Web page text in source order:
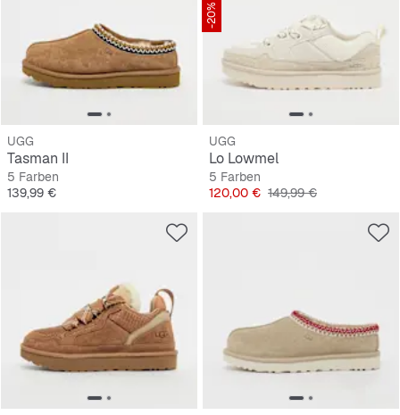
UGG
Tasman II
5 Farben
Preis
139,99 €
-20%
UGG
Lo Lowmel
5 Farben
Preis
120,00 € Originalpreis
149,99 €